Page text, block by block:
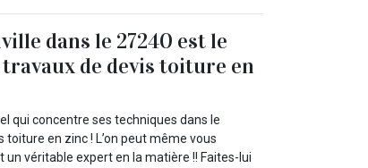
dans le 27240 est le
de devis toiture en
qui concentre ses techniques dans le
en zinc ! L’on peut même vous
véritable expert en la matière !! Faites-lui